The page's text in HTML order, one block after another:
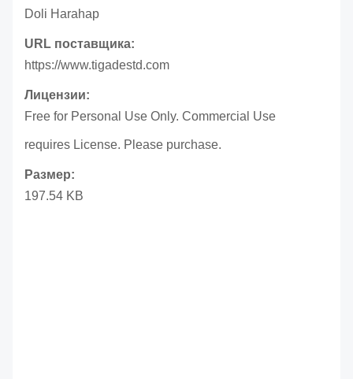
Doli Harahap
URL поставщика:
https://www.tigadestd.com
Лицензии:
Free for Personal Use Only. Commercial Use
requires License. Please purchase.
Размер:
197.54 KB